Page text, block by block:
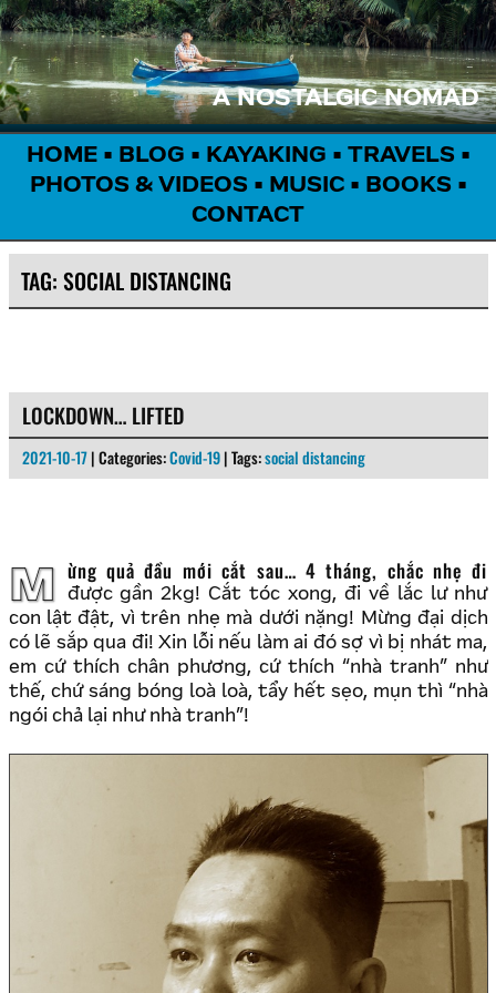
A NOSTALGIC NOMAD
HOME• BLOG • KAYAKING • TRAVELS •
PHOTOS & VIDEOS • MUSIC• BOOKS •
CONTACT
TAG: SOCIAL DISTANCING
LOCKDOWN… LIFTED
2021-10-17 | Categories:Covid-19 | Tags:social distancing
Mừng quả đầu mới cắt sau… 4 tháng, chắc nhẹ đi
được gần 2kg! Cắt tóc xong, đi về lắc lư như
con lật đật, vì trên nhẹ mà dưới nặng! Mừng đại dịch
có lẽ sắp qua đi! Xin lỗi nếu làm ai đó sợ vì bị nhát ma,
em cứ thích chân phương, cứ thích “nhà tranh” như
thế, chứ sáng bóng loà loà, tẩy hết sẹo, mụn thì “nhà
ngói chả lại như nhà tranh”!